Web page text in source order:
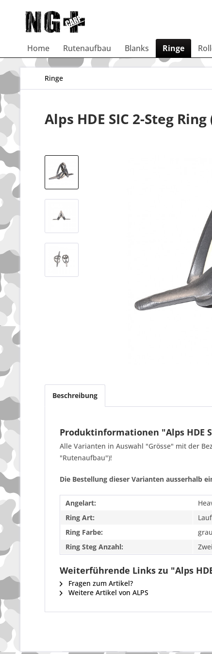
Home Rutenaufbau Blanks Ringe
Ringe
Alps HDE SIC 2-Steg
Beschreibung
Produktinformationen "Alps HDE
Alle Varianten in Auswahl "Grösse" mit der
"Rutenaufbau")!
Die Bestellung dieser Varianten ausserhalb
Angelart:
Ring Art:
Ring Farbe:
grau
Ring Steg Anzahl:
Weiterführende Links zu "Alps
Fragen zum Artikel?
Weitere Artikel von ALPS